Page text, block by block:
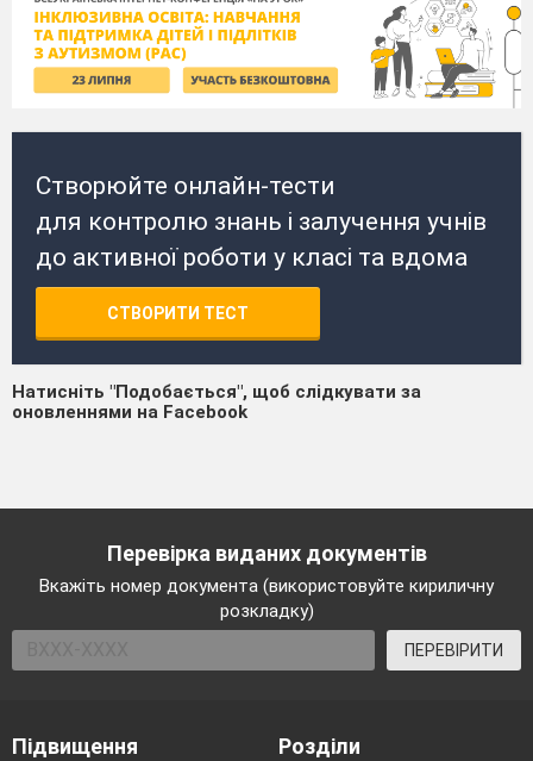
Створюйте онлайн-тести
для контролю знань і залучення учнів
до активної роботи у класі та вдома
СТВОРИТИ ТЕСТ
Натисніть "Подобається", щоб слідкувати за
оновленнями на Facebook
Перевірка виданих документів
Вкажіть номер документа (використовуйте кириличну
розкладку)
ПЕРЕВІРИТИ
Підвищення
Розділи